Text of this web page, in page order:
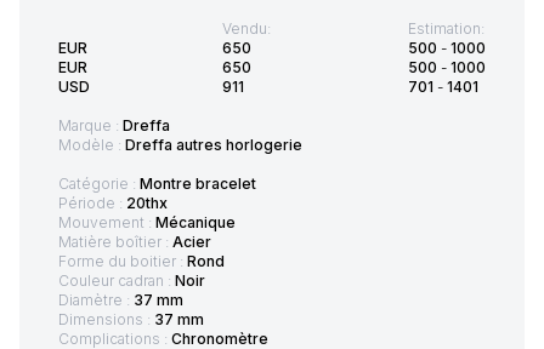
EUR
EUR
USD
Vendu:
650
650
911
Estimation:
500 - 1000
500 - 1000
701 - 1401
Marque : Dreffa
Modèle : Dreffa autres horlogerie
Catégorie : Montre bracelet
Période : 20thx
Mouvement : Mécanique
Matière boîtier : Acier
Forme du boitier : Rond
Couleur cadran : Noir
Diamètre : 37 mm
Dimensions : 37 mm
Complications : Chronomètre